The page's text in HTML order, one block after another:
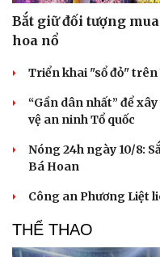
Du lịch
Săn Tour
check-in
Bắt giữ đối tượng
hoa nổ
Triển khai "sổ đỏ" trên
“Gần dân nhất” để
vệ an ninh Tổ quốc
Nóng 24h ngày 10/8:
Bá Hoan
Công an Phương Liệt
THỂ THAO